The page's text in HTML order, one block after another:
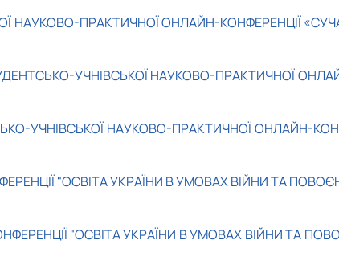
НАУКОВО-ПРАКТИЧНОЇ ОНЛАЙН-КОНФЕРЕНЦІЇ
УЧНІВСЬКОЇ НАУКОВО-ПРАКТИЧНОЇ
УЧНІВСЬКОЇ НАУКОВО-ПРАКТИЧНОЇ ОНЛАЙН-
"ОСВІТА УКРАЇНИ В УМОВАХ ВІЙНИ ТА
"ОСВІТА УКРАЇНИ В УМОВАХ ВІЙНИ ТА